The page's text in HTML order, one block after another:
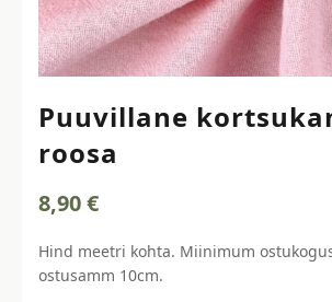
Puuvillane
roosa
8,90€
Hind meetri kohta. Miinimum
ostusamm 10cm.